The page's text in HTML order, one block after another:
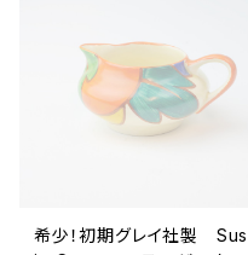
希少！初期グレイ社製 Sus